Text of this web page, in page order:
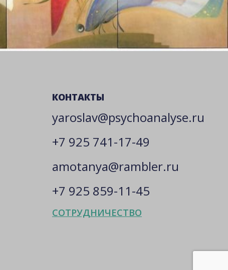
КОНТАКТЫ
yaroslav@psychoanalyse.ru
+7 925 741-17-49
amotanya@rambler.ru
+7 925 859-11-45
СОТРУДНИЧЕСТВО